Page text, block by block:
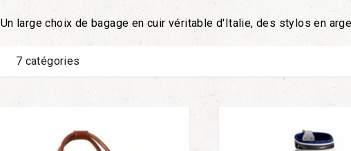
Un large choix de bagage en cuir véritable d'Italie, des stylos en
7 catégories